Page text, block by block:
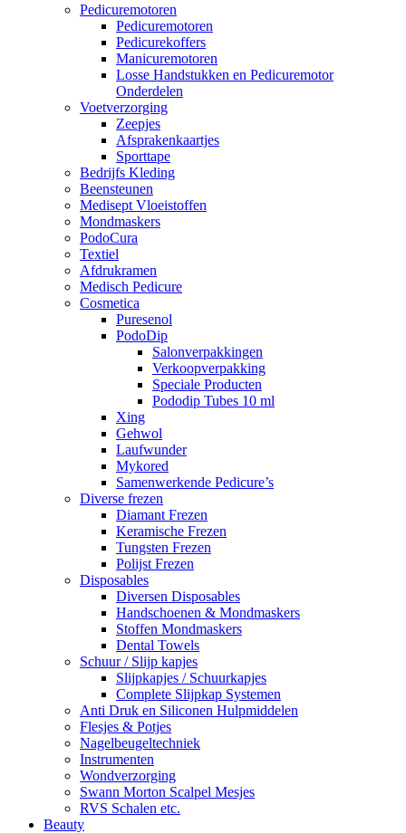
Pedicuremotoren
Pedicuremotoren
Pedicurekoffers
Manicuremotoren
Losse Handstukken en Pedicuremotor
Onderdelen
Voetverzorging
Zeepjes
Afsprakenkaartjes
Sporttape
Bedrijfs Kleding
Beensteunen
Medisept Vloeistoffen
Mondmaskers
PodoCura
Textiel
Afdrukramen
Medisch Pedicure
Cosmetica
Puresenol
PodoDip
Salonverpakkingen
Verkoopverpakking
Speciale Producten
Pododip Tubes 10 ml
Xing
Gehwol
Laufwunder
Mykored
Samenwerkende Pedicure’s
Diverse frezen
Diamant Frezen
Keramische Frezen
Tungsten Frezen
Polijst Frezen
Disposables
Diversen Disposables
Handschoenen & Mondmaskers
Stoffen Mondmaskers
Dental Towels
Schuur / Slijp kapjes
Slijpkapjes / Schuurkapjes
Complete Slijpkap Systemen
Anti Druk en Siliconen Hulpmiddelen
Flesjes & Potjes
Nagelbeugeltechniek
Instrumenten
Wondverzorging
Swann Morton Scalpel Mesjes
RVS Schalen etc.
Beauty